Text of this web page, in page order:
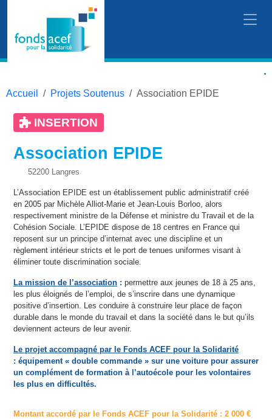
Accueil Projets Soutenus Association EPIDE
INSERTION
Association EPIDE
52200 Langres
L’Association EPIDE est un établissement public administratif créé
en 2005 par Michèle Alliot-Marie et Jean-Louis Borloo, alors
respectivement ministre de la Défense et ministre du Travail et de la
Cohésion Sociale. L’EPIDE dispose de 18 centres en France qui
reposent sur un principe d’internat avec une discipline et un
règlement intérieur stricts et le port de tenues uniformes visant à
éliminer toute discrimination sociale.
La mission de l’association : permettre aux jeunes de 18 à 25 ans,
les plus éloignés de l’emploi, de s’inscrire dans une dynamique
positive d’insertion. Les conduire à construire leur place de façon
durable dans le monde du travail et dans la société dans le but qu’ils
deviennent acteurs de leur avenir.
Le projet accompagné par le Fonds ACEF pour la Solidarité
: équipement « double commande » sur une voiture pour assurer
un complément de formation à l’autoécole pour les volontaires
les plus en difficultés.
Montant accordé par le Fonds ACEF pour la Solidarité : 2 000 €